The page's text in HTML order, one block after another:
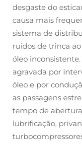
desgaste do
causa mais
sistema de
ruídos de trinca
óleo
agravada por
óleo e por
as passagens
tempo de
lubrificação,